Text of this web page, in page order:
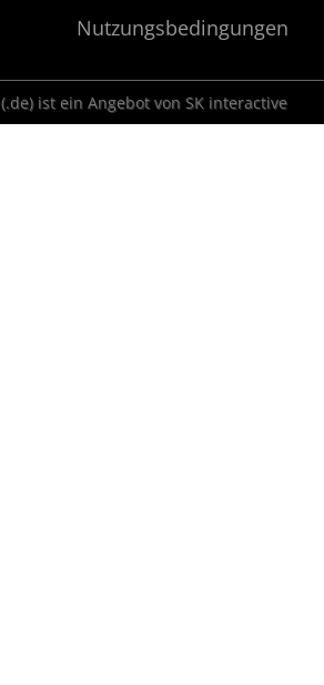
Nutzungsbedingungen
(.de) ist ein Angebot von SK interactive